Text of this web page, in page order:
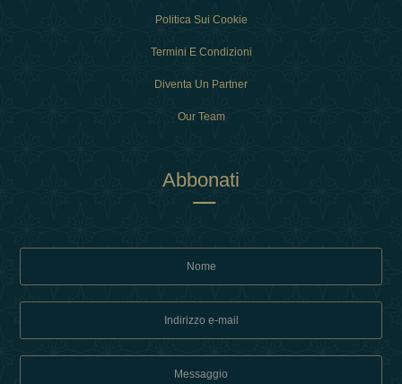
Politica Sui Cookie
Termini E Condizioni
Diventa Un Partner
Our Team
Abbonati